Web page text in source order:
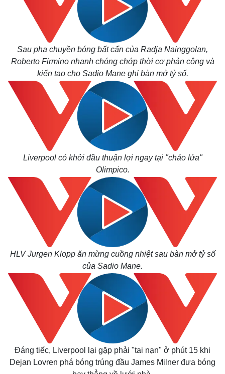
Thế giới
Quan sát
Cuộc sống đó đây
Multimedia
Video
Ảnh
E-Magazine
Infographic
Sau pha chuyền bóng bất cẩn của Radja Nainggolan,
Roberto Firmino nhanh chóng chớp thời cơ phản công và
kiến tạocho Sadio Mane ghi bàn mở tỷ số.
Liverpool có khởi đầu thuận lợi ngay tại "chảo lửa"
Olimpico.
HLV Jurgen Klopp ăn mừng cuồng nhiệt sau bàn mở tỷ số
của Sadio Mane.
Đáng tiếc, Liverpool lại gặp phải "tai nạn" ở phút 15 khi
Dejan Lovren phá bóng trúng đầu James Milner đưa bóng